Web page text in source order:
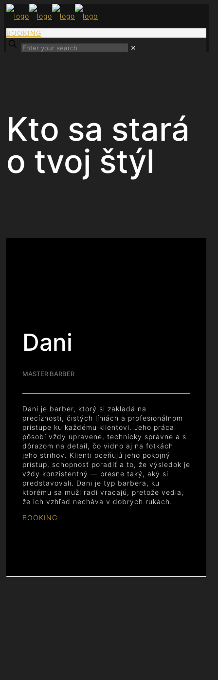
BOOKING
✕
Kto sa stará
o tvoj štýl
Dani
MASTER BARBER
Dani je barber, ktorý si zakladá na
precíznosti, čistých líniách a profesionálnom
prístupe ku každému klientovi. Jeho práca
pôsobí vždy upravene, technicky správne a s
dôrazom na detail, čo vidno aj na fotkách
jeho strihov. Klienti oceňujú jeho pokojný
prístup, schopnosť poradiť a to, že výsledok je
vždy konzistentný — presne taký, aký si
predstavovali. Dani je typ barbera, ku
ktorému sa muži radi vracajú, pretože vedia,
že ich vzhľad necháva v dobrých rukách.
BOOKING